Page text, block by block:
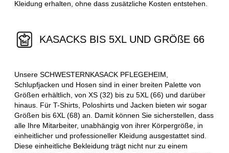
Kleidung erhalten, ohne dass zusätzliche Kosten entstehen.
KASACKS BIS 5XL UND GRÖßE 66
Unsere SCHWESTERNKASACK PFLEGEHEIM,
Schlupfjacken und Hosen sind in einer breiten Palette von
Größen erhältlich, von XS (32) bis zu 5XL (66) und darüber
hinaus. Für T-Shirts, Poloshirts und Jacken bieten wir sogar
Größen bis 6XL (68) an. Damit können Sie sicherstellen, dass
alle Ihre Mitarbeiter, unabhängig von ihrer Körpergröße, in
einheitlicher und professioneller Kleidung ausgestattet sind.
Diese einheitliche Bekleidung trägt nicht nur zu einem